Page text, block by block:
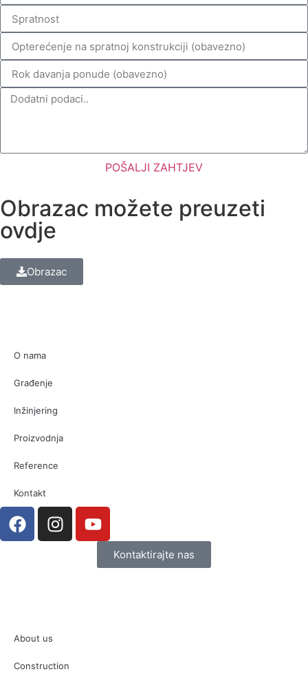
POŠALJI ZAHTJEV
Obrazac možete preuzeti
ovdje
Obrazac
O nama
Građenje
Inžinjering
Proizvodnja
Reference
Kontakt
Kontaktirajte nas
About us
Construction